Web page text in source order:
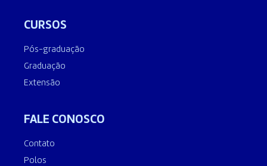
CURSOS
Pós-graduação
Graduação
Extensão
FALE CONOSCO
Contato
Polos